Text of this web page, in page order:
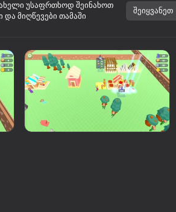
უსაფრთხოდ შეინახოთ
და მიღწევები თამაში
შეიყვანეთ